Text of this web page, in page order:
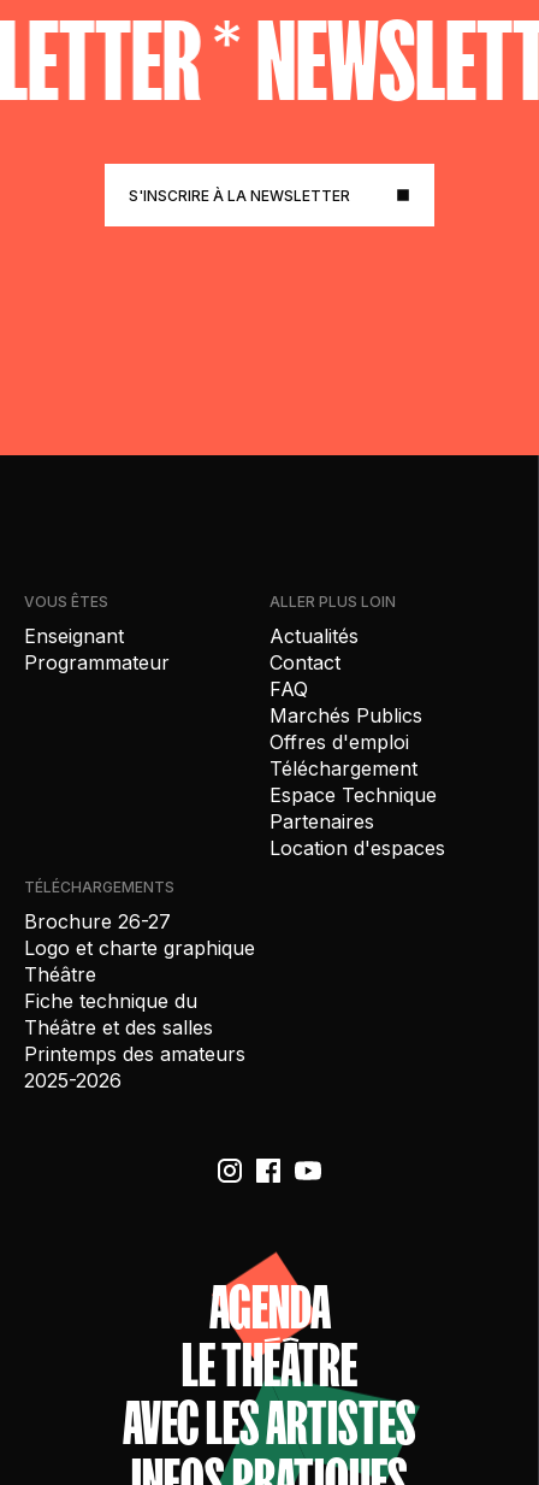
*
S'INSCRIRE À LA NEWSLETTER
VOUS ÊTES
Enseignant
Programmateur
ALLER PLUS LOIN
Actualités
Contact
FAQ
Marchés Publics
Offres d'emploi
Téléchargement
Espace Technique
Partenaires
Location d'espaces
TÉLÉCHARGEMENTS
Brochure 26-27
Logo et charte graphique
Théâtre
Fiche technique du
Théâtre et des salles
Printemps des amateurs
2025-2026
AGENDA
LE THÉÂTRE
AVEC LES ARTISTES